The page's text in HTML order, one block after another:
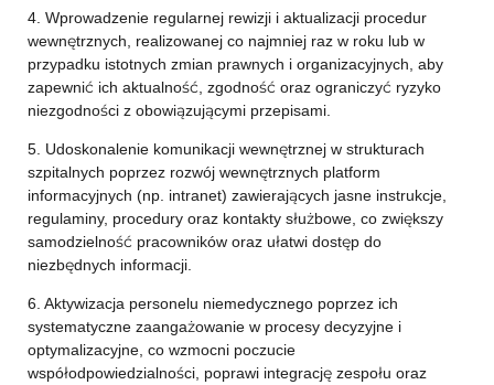
4. Wprowadzenie regularnej rewizji i aktualizacji procedur
wewnętrznych, realizowanej co najmniej raz w roku lub w
przypadku istotnych zmian prawnych i organizacyjnych, aby
zapewnić ich aktualność, zgodność oraz ograniczyć ryzyko
niezgodności z obowiązującymi przepisami.
5. Udoskonalenie komunikacji wewnętrznej w strukturach
szpitalnych poprzez rozwój wewnętrznych platform
informacyjnych (np. intranet) zawierających jasne instrukcje,
regulaminy, procedury oraz kontakty służbowe, co zwiększy
samodzielność pracowników oraz ułatwi dostęp do
niezbędnych informacji.
6. Aktywizacja personelu niemedycznego poprzez ich
systematyczne zaangażowanie w procesy decyzyjne i
optymalizacyjne, co wzmocni poczucie
współodpowiedzialności, poprawi integrację zespołu oraz